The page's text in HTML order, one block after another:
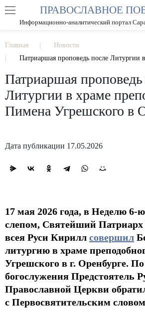
РАЗМЕР
ПРАВОСЛАВНОЕ
Информационно-аналитический портал
Главная
Новости
Патриаршая проповедь после Литургии в храме
Патриаршая проповедь
Литургии в храме
Пимена Угрешского в
Дата публикации 17.05.2026
17 мая 2026 года, в Неделю 6-
слепом, Святейший
всея Руси Кирилл совершил
литургию в храме
Угрешского в г. Оренбурге.
богослужения Предстоятель
Православной Церкви
с Первосвятительским